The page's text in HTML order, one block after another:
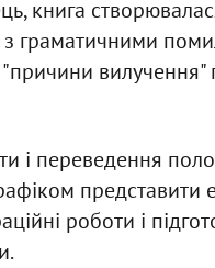
книга
з граматичними
вилучення"
і переведення
представити
роботи і